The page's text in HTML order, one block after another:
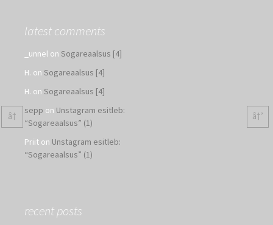
latest comments
_unnel on Sogareaalsus [4]
H. on Sogareaalsus [4]
H. on Sogareaalsus [4]
sepp on Unstagram esitleb:
“Sogareaalsus” (1)
Priit on Unstagram esitleb:
“Sogareaalsus” (1)
recent posts
â† â†’